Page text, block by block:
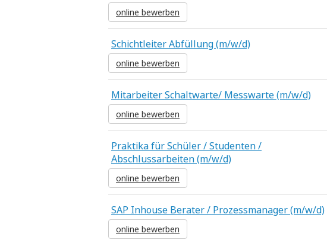
online bewerben
Schichtleiter Abfüllung (m/w/d)
online bewerben
Mitarbeiter Schaltwarte/ Messwarte (m/w/d)
online bewerben
Praktika für Schüler / Studenten /
Abschlussarbeiten (m/w/d)
online bewerben
SAP Inhouse Berater / Prozessmanager (m/w/d)
online bewerben